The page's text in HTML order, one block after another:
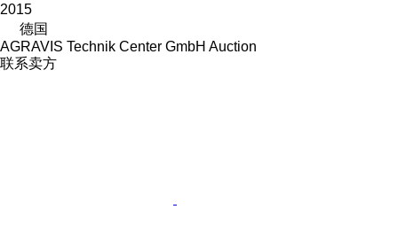
2015
德国
AGRAVIS Technik Center GmbH Auction
联系卖方